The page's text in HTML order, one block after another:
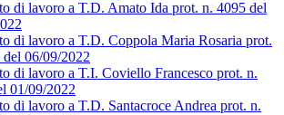
di lavoro a T.D. Amato Ida prot. n. 4095 del
di lavoro a T.D. Coppola Maria Rosaria prot.
06/09/2022
di lavoro a T.I. Coviello Francesco prot. n.
01/09/2022
di lavoro a T.D. Santacroce Andrea prot. n.